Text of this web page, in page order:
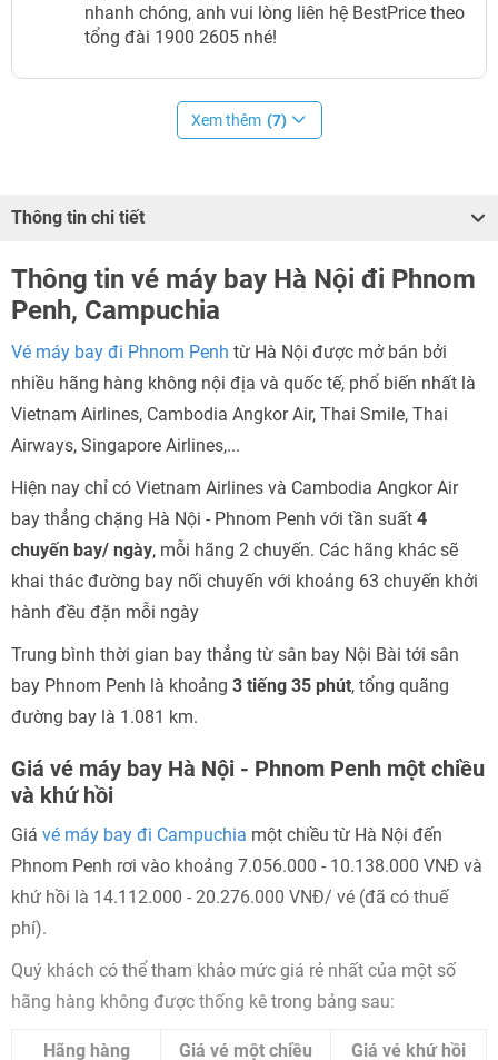
nhanh chóng, anh vui lòng liên hệ BestPrice theo
tổng đài 1900 2605 nhé!
Xem thêm (7)
Thông tin chi tiết
Thông tin vé máy bay Hà Nội đi Phnom
Penh, Campuchia
Vé máy bay đi Phnom Penh từ Hà Nội được mở bán bởi
nhiều hãng hàng không nội địa và quốc tế, phổ biến nhất là
Vietnam Airlines, Cambodia Angkor Air, Thai Smile, Thai
Airways, Singapore Airlines,...
Hiện nay chỉ có Vietnam Airlines và Cambodia Angkor Air
bay thẳng chặng Hà Nội - Phnom Penh với tần suất 4
chuyến bay/ ngày, mỗi hãng 2 chuyến. Các hãng khác sẽ
khai thác đường bay nối chuyến với khoảng 63 chuyến khởi
hành đều đặn mỗi ngày
Trung bình thời gian bay thẳng từ sân bay Nội Bài tới sân
bay Phnom Penh là khoảng 3 tiếng 35 phút, tổng quãng
đường bay là 1.081 km.
Giá vé máy bay Hà Nội - Phnom Penh một chiều
và khứ hồi
Giá vé máy bay đi Campuchia một chiều từ Hà Nội đến
Phnom Penh rơi vào khoảng 7.056.000 - 10.138.000 VNĐ và
khứ hồi là 14.112.000 - 20.276.000 VNĐ/ vé (đã có thuế
phí).
Quý khách có thể tham khảo mức giá rẻ nhất của một số
hãng hàng không được thống kê trong bảng sau:
Hãng hàng
Giá vé một chiều
Giá vé khứ hồi